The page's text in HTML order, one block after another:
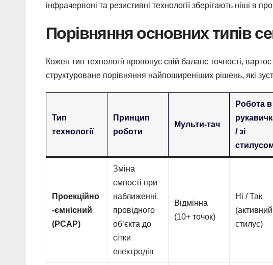
інфрачервоні та резистивні технології зберігають ніші в
Порівняння основних типів
Кожен тип технології пропонує свій баланс точності,
структуроване порівняння найпоширеніших рішень, які
Тип
технології
Принцип
роботи
Мульти-тач
Робота в
/ зі
Проекційно
-ємнісний
(PCAP)
Зміна
ємності при
наближенні
провідного
об’єкта до
сітки
електродів
Відмінна
(10+ точок)
Ні / Так
(активний
стилус)